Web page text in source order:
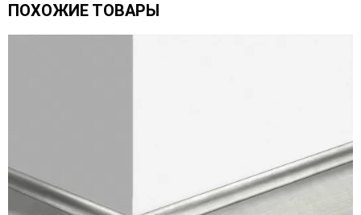
ПОХОЖИЕ ТОВАРЫ